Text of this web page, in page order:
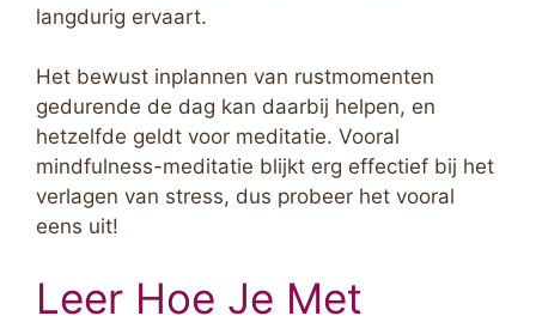
langdurig ervaart.
Het bewust inplannen van rustmomenten
gedurende de dag kan daarbij helpen, en
hetzelfde geldt voor meditatie. Vooral
mindfulness-meditatie blijkt erg effectief bij het
verlagen van stress, dus probeer het vooral
eens uit!
Leer Hoe Je Met